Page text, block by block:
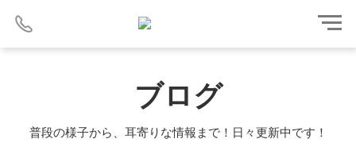
ブログ
普段の様子から、耳寄りな情報まで！日々更新中です！